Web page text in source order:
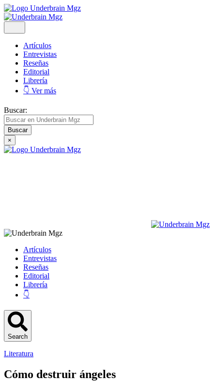
Artículos
Entrevistas
Reseñas
Editorial
Librería
👇 Ver más
Buscar:
×
Artículos
Entrevistas
Reseñas
Editorial
Librería
👇
Search
Literatura
Cómo destruir ángeles